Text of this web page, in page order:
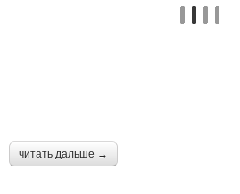
читать дальше →